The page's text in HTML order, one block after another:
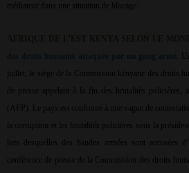
médiateur dans une situation de blocage.
.
juillet, le siège de la Commission kényane des droits
de presse appelant à la fin des brutalités policières,
(AFP). Le pays est confronté à une vague de
la corruption et les brutalités policières sous la
lors desquelles des bandes armées sont accusées
conférence de presse de la Commission des droits